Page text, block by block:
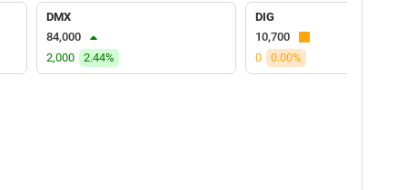
DMX
84,000
2,000
2.44%
DIG
10,700
0
0.00%